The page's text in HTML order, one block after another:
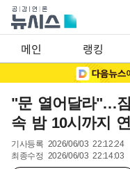
메인 랭킹
"문 열어달라"…
속 밤 10시까지
기사등록 2026/06/03 22:12:24
최종수정 2026/06/03 22:14:03